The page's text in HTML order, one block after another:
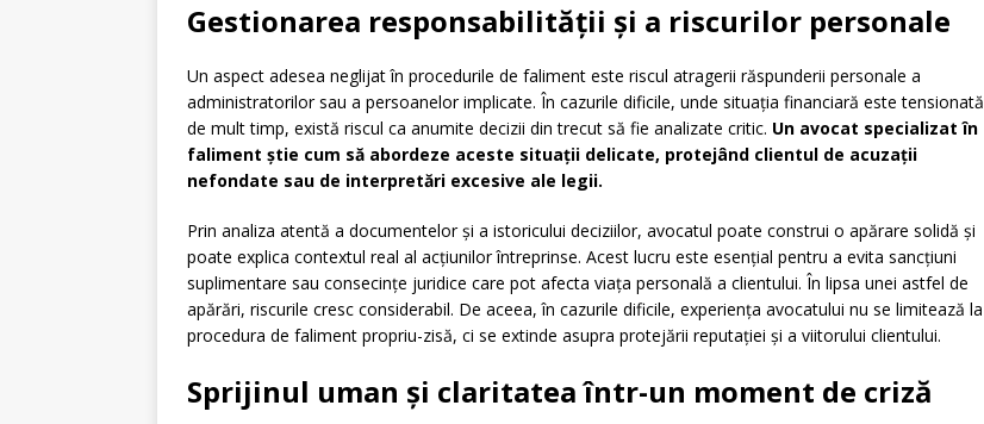
Gestionarea responsabilității și a riscurilor personale
Un aspect adesea neglijat în procedurile de faliment este riscul atragerii răspunderii personale a
administratorilor sau a persoanelor implicate. În cazurile dificile, unde situația financiară este tensionată
de mult timp, există riscul ca anumite decizii din trecut să fie analizate critic. Un avocat specializat în
faliment știe cum să abordeze aceste situații delicate, protejând clientul de acuzații
nefondate sau de interpretări excesive ale legii.
Prin analiza atentă a documentelor și a istoricului deciziilor, avocatul poate construi o apărare solidă și
poate explica contextul real al acțiunilor întreprinse. Acest lucru este esențial pentru a evita sancțiuni
suplimentare sau consecințe juridice care pot afecta viața personală a clientului. În lipsa unei astfel de
apărări, riscurile cresc considerabil. De aceea, în cazurile dificile, experiența avocatului nu se limitează la
procedura de faliment propriu-zisă, ci se extinde asupra protejării reputației și a viitorului clientului.
Sprijinul uman și claritatea într-un moment de criză